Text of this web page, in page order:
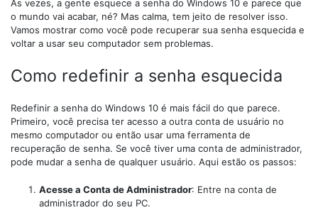
Às vezes, a gente esquece a senha do Windows 10 e parece que
o mundo vai acabar, né? Mas calma, tem jeito de resolver isso.
Vamos mostrar como você pode recuperar sua senha esquecida e
voltar a usar seu computador sem problemas.
Como redefinir a senha esquecida
Redefinir a senha do Windows 10 é mais fácil do que parece.
Primeiro, você precisa ter acesso a outra conta de usuário no
mesmo computador ou então usar uma ferramenta de
recuperação de senha. Se você tiver uma conta de administrador,
pode mudar a senha de qualquer usuário. Aqui estão os passos:
Acesse a Conta de Administrador: Entre na conta de
administrador do seu PC.